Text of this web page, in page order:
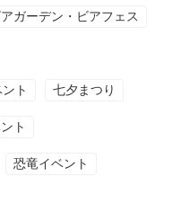
アガーデン・ビアフェス
ト 七夕まつり
ト
恐竜イベント